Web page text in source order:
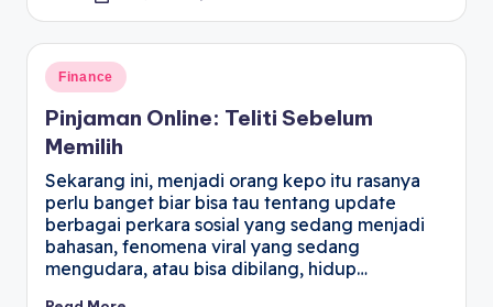
Finance
Pinjaman Online: Teliti Sebelum
Memilih
Sekarang ini, menjadi orang kepo itu rasanya
perlu banget biar bisa tau tentang update
berbagai perkara sosial yang sedang menjadi
bahasan, fenomena viral yang sedang
mengudara, atau bisa dibilang, hidup…